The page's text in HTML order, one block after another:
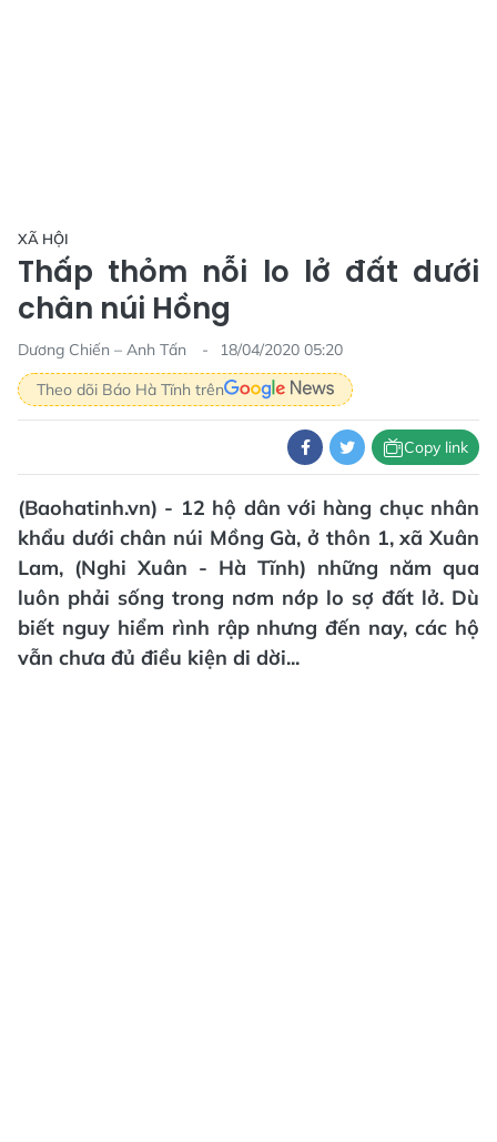
XÃ HỘI
Thấp thỏm nỗi lo lở đất dưới
chân núi Hồng
Dương Chiến – Anh Tấn
18/04/2020 05:20
Theo dõi Báo Hà Tĩnh trên
Copy link
(Baohatinh.vn) - 12 hộ dân với hàng chục nhân
khẩu dưới chân núi Mồng Gà, ở thôn 1, xã Xuân
Lam, (Nghi Xuân - Hà Tĩnh) những năm qua
luôn phải sống trong nơm nớp lo sợ đất lở. Dù
biết nguy hiểm rình rập nhưng đến nay, các hộ
vẫn chưa đủ điều kiện di dời...